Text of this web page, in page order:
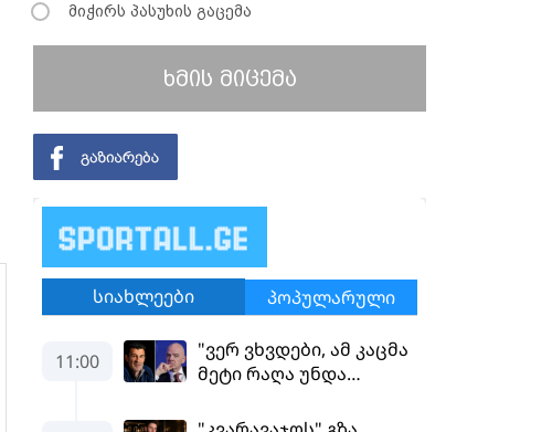
მიჭირს პასუხის გაცემა
ხმის მიცემა